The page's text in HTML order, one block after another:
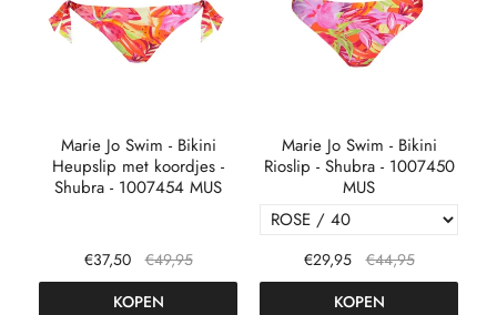
Marie Jo Swim - Bikini
Heupslip met koordjes -
Shubra - 1007454 MUS
€37,50
€49,95
KOPEN
Marie Jo Swim - Bikini
Rioslip - Shubra - 1007450
MUS
€29,95
€44,95
KOPEN